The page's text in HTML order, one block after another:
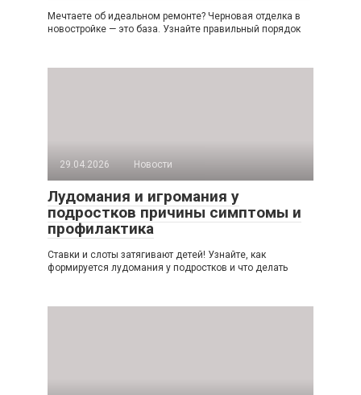
Мечтаете об идеальном ремонте? Черновая отделка в
новостройке — это база. Узнайте правильный порядок
29.04.2026 Новости
Лудомания и игромания у
подростков причины симптомы и
профилактика
Ставки и слоты затягивают детей! Узнайте, как
формируется лудомания у подростков и что делать